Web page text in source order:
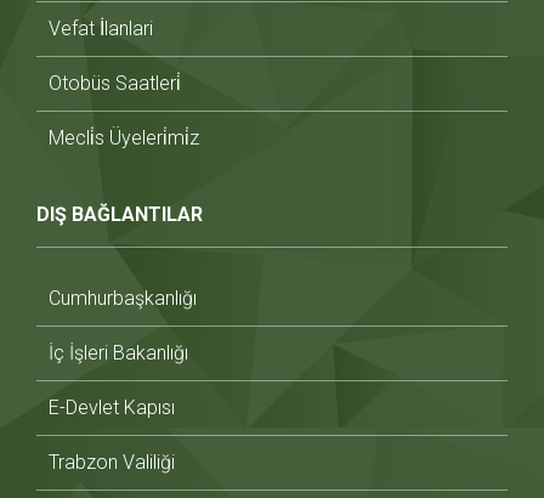
Vefat İlanlari
Otobüs Saatleri̇
Mecli̇s Üyeleri̇mi̇z
DIŞ BAĞLANTILAR
Cumhurbaşkanlığı
İç İşleri Bakanlığı
E-Devlet Kapısı
Trabzon Valiliği